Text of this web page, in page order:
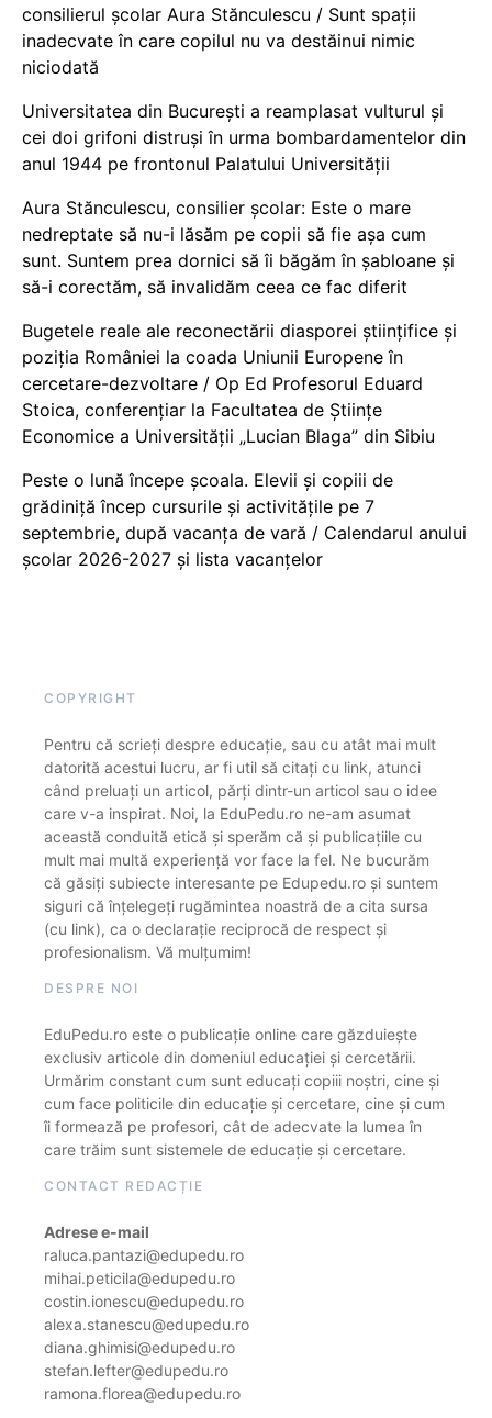
consilierul școlar Aura Stănculescu / Sunt spații
inadecvate în care copilul nu va destăinui nimic
niciodată
Universitatea din București a reamplasat vulturul și
cei doi grifoni distruși în urma bombardamentelor din
anul 1944 pe frontonul Palatului Universității
Aura Stănculescu, consilier școlar: Este o mare
nedreptate să nu-i lăsăm pe copii să fie așa cum
sunt. Suntem prea dornici să îi băgăm în șabloane și
să-i corectăm, să invalidăm ceea ce fac diferit
Bugetele reale ale reconectării diasporei științifice și
poziția României la coada Uniunii Europene în
cercetare-dezvoltare / Op Ed Profesorul Eduard
Stoica, conferențiar la Facultatea de Științe
Economice a Universității „Lucian Blaga” din Sibiu
Peste o lună începe școala. Elevii și copiii de
grădiniță încep cursurile și activitățile pe 7
septembrie, după vacanța de vară / Calendarul anului
școlar 2026-2027 și lista vacanțelor
COPYRIGHT
Pentru că scrieți despre educație, sau cu atât mai mult
datorită acestui lucru, ar fi util să citați cu link, atunci
când preluați un articol, părți dintr-un articol sau o idee
care v-a inspirat. Noi, la EduPedu.ro ne-am asumat
această conduită etică și sperăm că și publicațiile cu
mult mai multă experiență vor face la fel. Ne bucurăm
că găsiți subiecte interesante pe Edupedu.ro și suntem
siguri că înțelegeți rugămintea noastră de a cita sursa
(cu link), ca o declarație reciprocă de respect și
profesionalism. Vă mulțumim!
DESPRE NOI
EduPedu.ro este o publicație online care găzduiește
exclusiv articole din domeniul educației și cercetării.
Urmărim constant cum sunt educați copiii noștri, cine și
cum face politicile din educație și cercetare, cine și cum
îi formează pe profesori, cât de adecvate la lumea în
care trăim sunt sistemele de educație și cercetare.
CONTACT REDACȚIE
Adrese e-mail
raluca.pantazi@edupedu.ro
mihai.peticila@edupedu.ro
costin.ionescu@edupedu.ro
alexa.stanescu@edupedu.ro
diana.ghimisi@edupedu.ro
stefan.lefter@edupedu.ro
ramona.florea@edupedu.ro